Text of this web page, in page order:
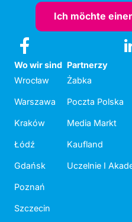
Ich möchte
Wo wir sind
Wrocław
Warszawa
Kraków
Łódź
Gdańsk
Poznań
Szczecin
Partnerzy
Żabka
Poczta Polska
Media Markt
Kaufland
Uczelnie I